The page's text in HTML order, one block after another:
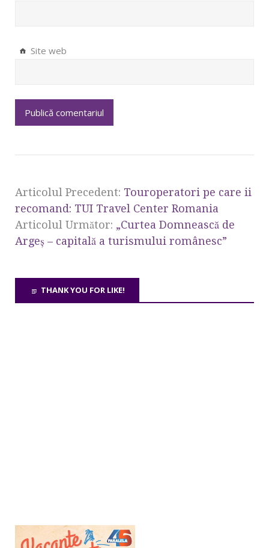
Site web
Articolul Precedent: Touroperatori pe care ii
recomand: TUI Travel Center Romania
Articolul Următor: „Curtea Domnească de
Argeş – capitală a turismului românesc”
THANK YOU FOR LIKE!